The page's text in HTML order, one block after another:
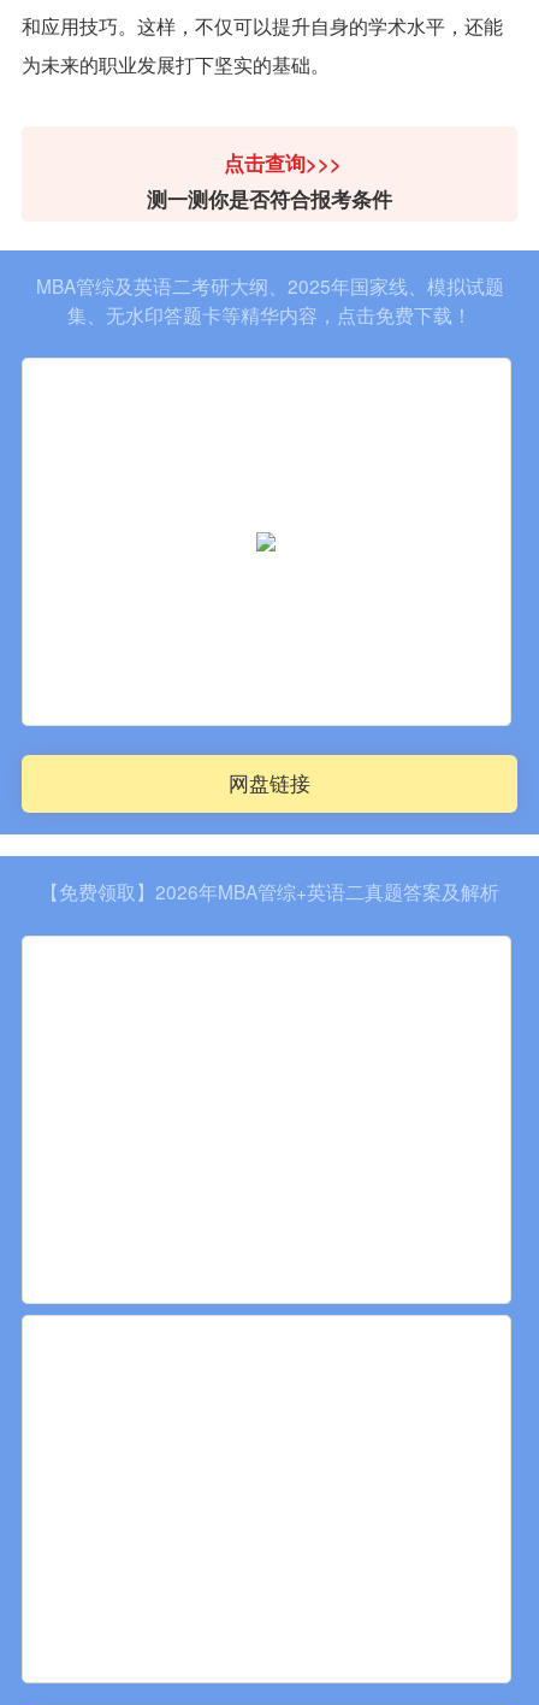
和应用技巧。这样，不仅可以提升自身的学术水平，还能
为未来的职业发展打下坚实的基础。
点击查询>>>
测一测你是否符合报考条件
MBA管综及英语二考研大纲、2025年国家线、模拟试题
集、无水印答题卡等精华内容，点击免费下载！
网盘链接
【免费领取】2026年MBA管综+英语二真题答案及解析